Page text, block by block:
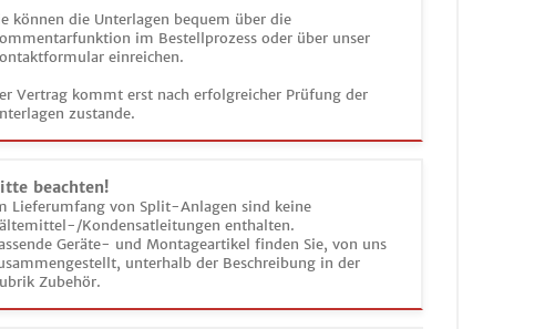
können die Unterlagen bequem über die
im Bestellprozess oder über unser
einreichen.
Vertrag kommt erst nach erfolgreicher Prüfung der
zustande.
beachten!
Lieferumfang von Split-Anlagen sind keine
Kondensatleitungen enthalten.
Geräte- und Montageartikel finden Sie, von uns
unterhalb der Beschreibung in der
Zubehör.